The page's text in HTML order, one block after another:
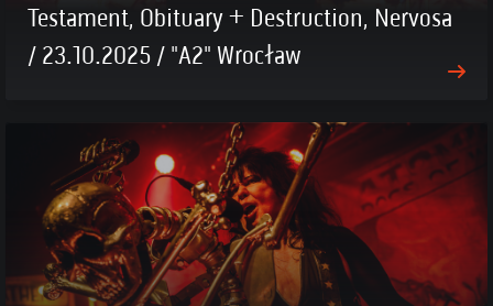
Testament, Obituary + Destruction, Nervosa
/ 23.10.2025 / "A2" Wrocław